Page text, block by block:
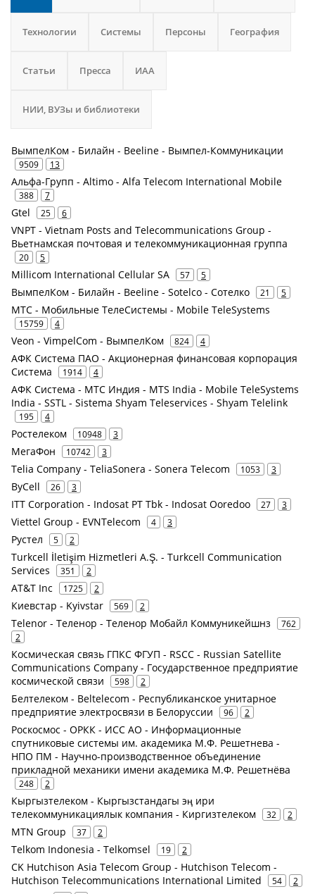
Технологии Системы Персоны География
Статьи Пресса ИАА
НИИ, ВУЗы и библиотеки
ВымпелКом - Билайн - Beeline - Вымпел-Коммуникации
9509 13
Альфа-Групп - Altimo - Alfa Telecom International Mobile
388 7
Gtel 25 6
VNPT - Vietnam Posts and Telecommunications Group -
Вьетнамская почтовая и телекоммуникационная группа
20 5
Millicom International Cellular SA 57 5
ВымпелКом - Билайн - Beeline - Sotelco - Сотелко 21 5
МТС - Мобильные ТелеСистемы - Mobile TeleSystems
15759 4
Veon - VimpelCom - ВымпелКом 824 4
АФК Система ПАО - Акционерная финансовая корпорация
Система
1914 4
АФК Система - МТС Индия - MTS India - Mobile TeleSystems
India - SSTL - Sistema Shyam Teleservices - Shyam Telelink
195 4
Ростелеком 10948 3
МегаФон 10742 3
Telia Company - TeliaSonera - Sonera Telecom 1053 3
ByCell 26 3
ITT Corporation - Indosat PT Tbk - Indosat Ooredoo 27 3
Viettel Group - EVNTelecom 4 3
Рустел 5 2
Turkcell İletişim Hizmetleri A.Ş. - Turkcell Communication
Services
351 2
AT&T Inc 1725 2
Киевстар - Kyivstar 569 2
Telenor - Теленор - Теленор Мобайл Коммуникейшнз
762
2
Космическая связь ГПКС ФГУП - RSCC - Russian Satellite
Communications Company - Государственное предприятие
космической связи
598 2
Белтелеком - Beltelecom - Республиканское унитарное
предприятие электросвязи в Белоруссии
96 2
Роскосмос - ОРКК - ИСС АО - Информационные
спутниковые системы им. академика М.Ф. Решетнева -
НПО ПМ - Научно-производственное объединение
прикладной механики имени академика М.Ф. Решетнёва
248 2
Кыргызтелеком - Кыргызстандагы эң ири
телекоммуникациялык компания - Киргизтелеком
32 2
MTN Group 37 2
Telkom Indonesia - Telkomsel 19 2
CK Hutchison Asia Telecom Group - Hutchison Telecom -
Hutchison Telecommunications International Limited
54 2